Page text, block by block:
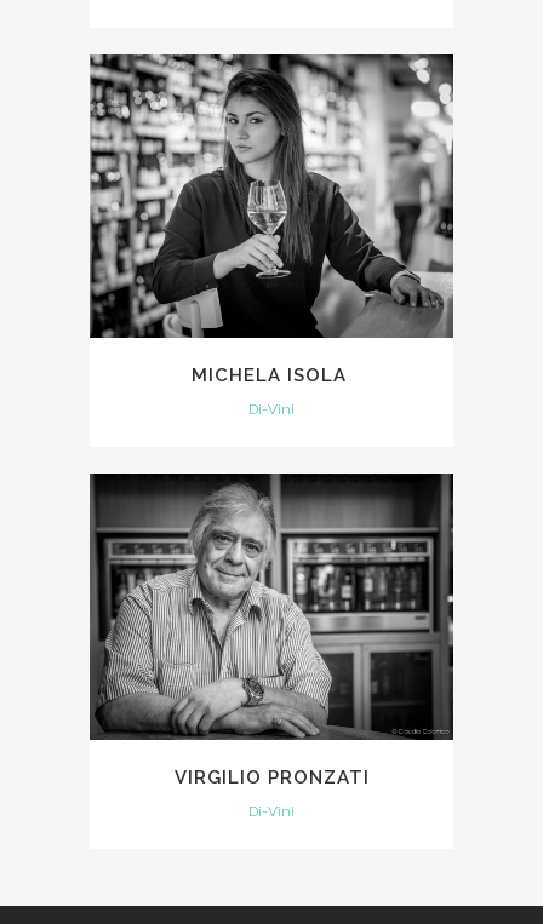
MICHELA ISOLA
Di-Vini
VIRGILIO PRONZATI
Di-Vini